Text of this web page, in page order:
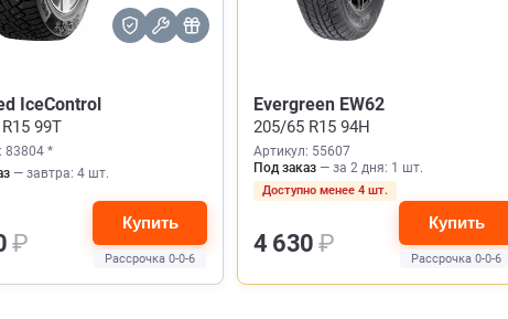
IceControl
99T
83804 *
— завтра: 4 шт.
₽
Купить
Рассрочка 0-0-6
Evergreen EW62
205/65 R15 94H
Артикул: 55607
Под заказ — за 2 дня: 1 шт.
Доступно менее 4 шт.
4 630₽
Купить
Рассрочка 0-0-6